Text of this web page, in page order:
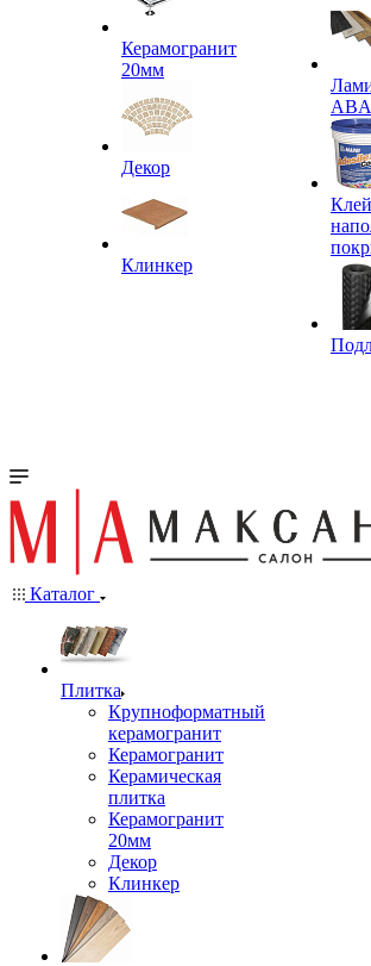
Керамогранит
20мм
Декор
Клинкер
ABA
Каталог
Плитка
Крупноформатный
керамогранит
Керамогранит
Керамическая
плитка
Керамогранит
20мм
Декор
Клинкер